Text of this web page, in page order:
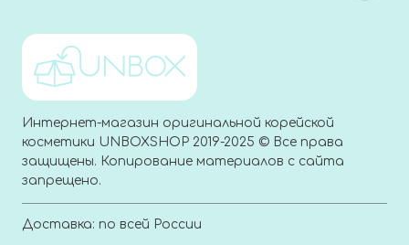
Интернет-магазин оригинальной корейской
косметики UNBOXSHOP 2019-2025 © Все права
защищены. Копирование материалов с сайта
запрещено.
Доставка: по всей России